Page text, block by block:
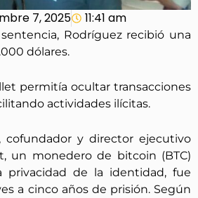
7, 2025 11:41 am
Rodríguez recibió una
dólares.
permitía ocultar transacciones
actividades ilícitas.
cofundador y director ejecutivo
un monedero de bitcoin (BTC)
privacidad de la identidad, fue
a cinco años de prisión. Según